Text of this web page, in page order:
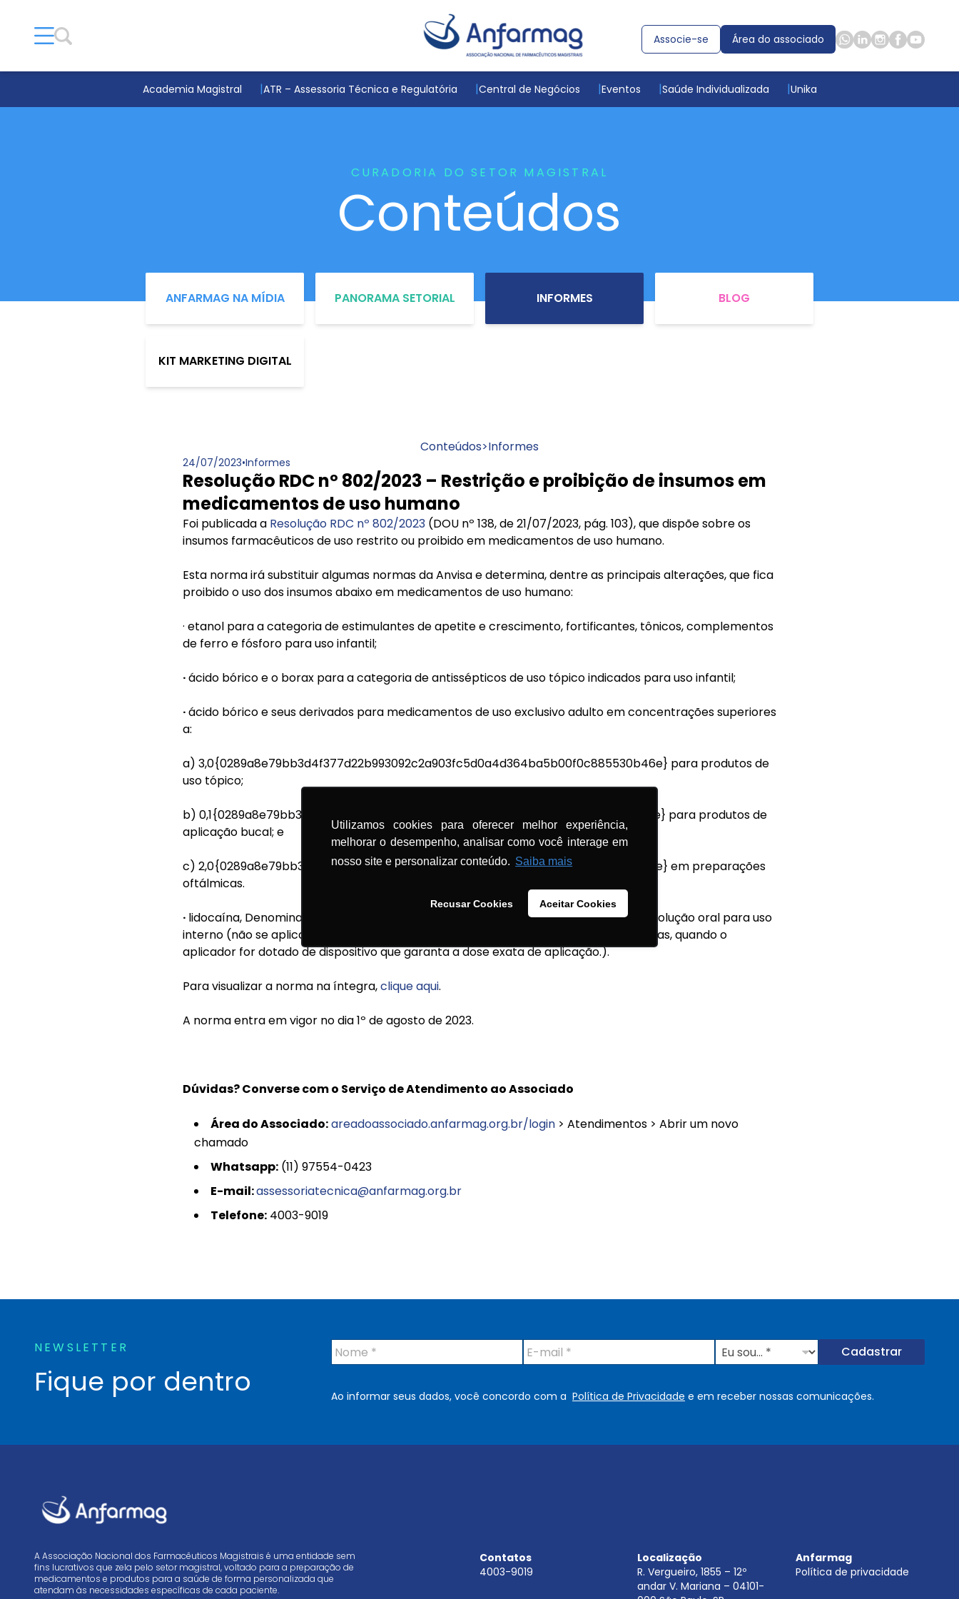
Utilizamos cookies para oferecer melhor experiência,
melhorar o desempenho, analisar como você interage em
nosso site e personalizar conteúdo. Saiba mais
Recusar Cookies Aceitar Cookies
Associe-se Área do associado
Academia Magistral ATR – Assessoria Técnica e Regulatória Central de Negócios Eventos Saúde Individualizada Unika
CURADORIA DO SETOR MAGISTRAL
Conteúdos
ANFARMAG NA MÍDIA PANORAMA SETORIAL INFORMES BLOG
KIT MARKETING DIGITAL
Conteúdos>Informes
24/07/2023•Informes
Resolução RDC nº 802/2023 – Restrição e proibição de insumos em
medicamentos de uso humano
Foi publicada a Resolução RDC nº 802/2023 (DOU nº 138, de 21/07/2023, pág. 103), que dispõe sobre os
insumos farmacêuticos de uso restrito ou proibido em medicamentos de uso humano.
Esta norma irá substituir algumas normas da Anvisa e determina, dentre as principais alterações, que fica
proibido o uso dos insumos abaixo em medicamentos de uso humano:
· etanol para a categoria de estimulantes de apetite e crescimento, fortificantes, tônicos, complementos
de ferro e fósforo para uso infantil;
·ácido bórico e o borax para a categoria de antissépticos de uso tópico indicados para uso infantil;
·ácido bórico e seus derivados para medicamentos de uso exclusivo adulto em concentrações superiores
a:
a) 3,0{0289a8e79bb3d4f377d22b993092c2a903fc5d0a4d364ba5b00f0c885530b46e} para produtos de
uso tópico;
b) 0,1{0289a8e79bb3d4f377d22b993092c2a903fc5d0a4d364ba5b00f0c885530b46e} para produtos de
aplicação bucal; e
c) 2,0{0289a8e79bb3d4f377d22b993092c2a903fc5d0a4d364ba5b00f0c885530b46e} em preparações
oftálmicas.
· lidocaína, Denominação Comum Brasileira (DCB) nº 05313, na forma farmacêutica solução oral para uso
interno (não se aplica à forma farmacêutica spray para aplicação tópica em mucosas, quando o
aplicador for dotado de dispositivo que garanta a dose exata de aplicação.).
Para visualizar a norma na íntegra,clique aqui.
A norma entra em vigor no dia 1º de agosto de 2023.
Dúvidas? Converse com o Serviço de Atendimento ao Associado
Área do Associado:areadoassociado.anfarmag.org.br/login > Atendimentos > Abrir um novo
chamado
Whatsapp: (11) 97554-0423
E-mail:assessoriatecnica@anfarmag.org.br
Telefone: 4003-9019
NEWSLETTER
Fique por dentro
N
o
*
E
-
i
E
u
u
Cadastrar
Ao informar seus dados, você concordo com a Política de Privacidade e em receber nossas comunicações.
A Associação Nacional dos Farmacêuticos Magistrais é uma entidade sem
fins lucrativos que zela pelo setor magistral, voltado para a preparação de
medicamentos e produtos para a saúde de forma personalizada que
atendam às necessidades específicas de cada paciente.
Contatos
4003-9019
Localização
R. Vergueiro, 1855 – 12º
andar V. Mariana – 04101-
Anfarmag
Política de privacidade